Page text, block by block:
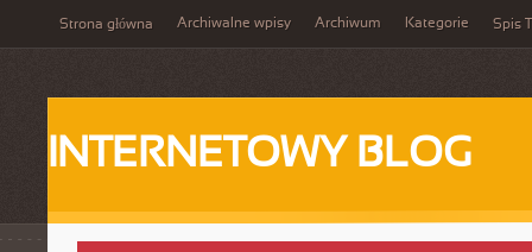
Strona główna Archiwalne wpisy Archiwum Kategorie Spis
INTERNETOWY BLOG